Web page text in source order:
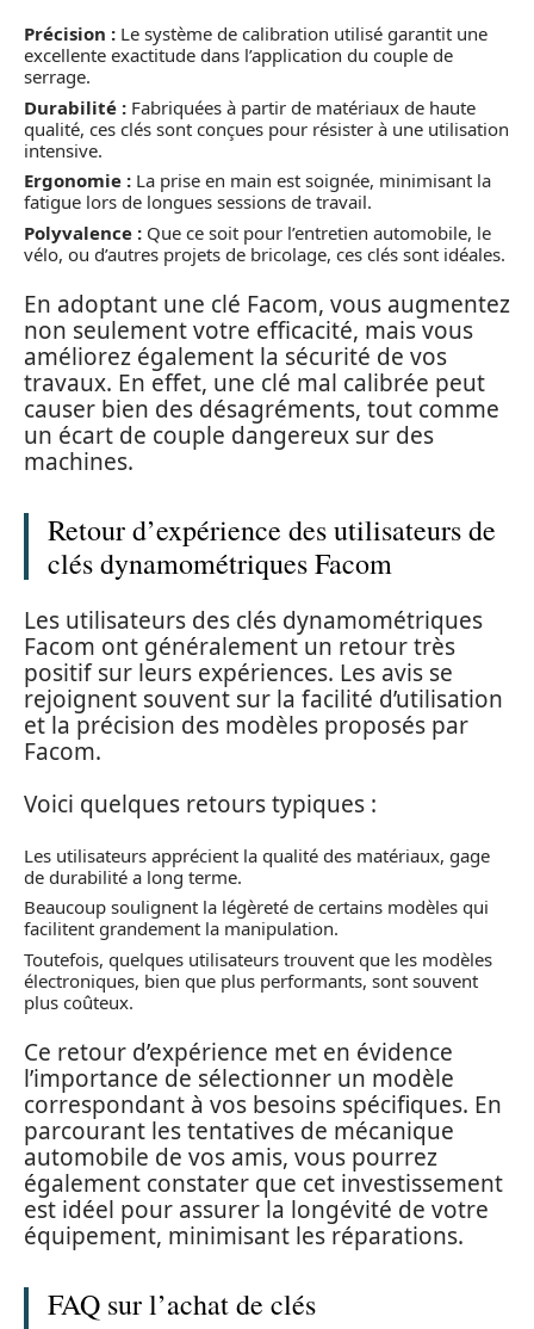
Précision : Le système de calibration utilisé garantit une
excellente exactitude dans l’application du couple de
serrage.
Durabilité : Fabriquées à partir de matériaux de haute
qualité, ces clés sont conçues pour résister à une utilisation
intensive.
Ergonomie : La prise en main est soignée, minimisant la
fatigue lors de longues sessions de travail.
Polyvalence : Que ce soit pour l’entretien automobile, le
vélo, ou d’autres projets de bricolage, ces clés sont idéales.
En adoptant une clé Facom, vous augmentez
non seulement votre efficacité, mais vous
améliorez également la sécurité de vos
travaux. En effet, une clé mal calibrée peut
causer bien des désagréments, tout comme
un écart de couple dangereux sur des
machines.
Retour d’expérience des utilisateurs de
clés dynamométriques Facom
Les utilisateurs des clés dynamométriques
Facom ont généralement un retour très
positif sur leurs expériences. Les avis se
rejoignent souvent sur la facilité d’utilisation
et la précision des modèles proposés par
Facom.
Voici quelques retours typiques :
Les utilisateurs apprécient la qualité des matériaux, gage
de durabilité a long terme.
Beaucoup soulignent la légèreté de certains modèles qui
facilitent grandement la manipulation.
Toutefois, quelques utilisateurs trouvent que les modèles
électroniques, bien que plus performants, sont souvent
plus coûteux.
Ce retour d’expérience met en évidence
l’importance de sélectionner un modèle
correspondant à vos besoins spécifiques. En
parcourant les tentatives de mécanique
automobile de vos amis, vous pourrez
également constater que cet investissement
est idéel pour assurer la longévité de votre
équipement, minimisant les réparations.
FAQ sur l’achat de clés